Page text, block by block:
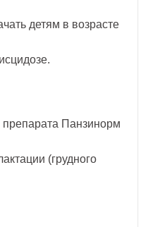
детям в возрасте
Панзинорм
(грудного